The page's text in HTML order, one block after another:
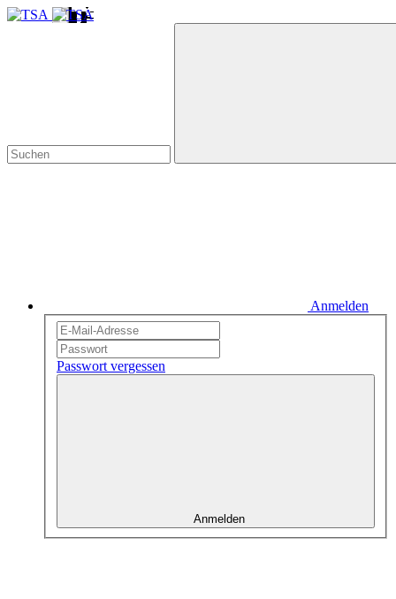
Anmelden
Passwort vergessen
Anmelden